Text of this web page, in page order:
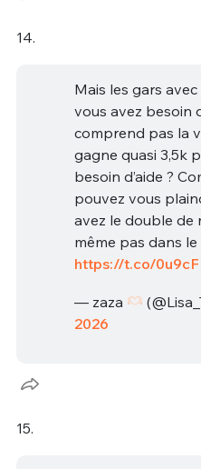
14.
Mais les gars
vous avez besoin
comprend pas la
gagne quasi 3,5k
besoin d’aide ?
pouvez vous
avez le double de
même pas dans
https://t.co/
— zaza
2026
15.